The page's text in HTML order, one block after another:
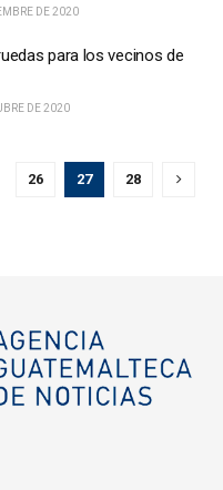
DE 2020
para los vecinos de
DE 2020
26 27 28